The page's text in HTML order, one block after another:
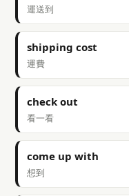
運送到
shipping cost
運費
check out
看一看
come up with
想到